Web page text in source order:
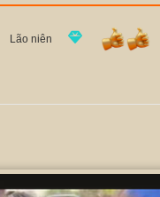
Lão niên